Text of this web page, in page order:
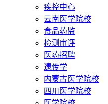
疾控中心
云南医学院校
食品药监
检测审评
医药招聘
遗传学
内蒙古医学院校
四川医学院校